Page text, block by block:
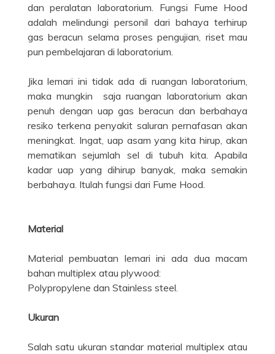
dan peralatan laboratorium. Fungsi Fume Hood
adalah melindungi personil dari bahaya terhirup
gas beracun selama proses pengujian, riset mau
pun pembelajaran di laboratorium.
Jika lemari ini tidak ada di ruangan laboratorium,
maka mungkin saja ruangan laboratorium akan
penuh dengan uap gas beracun dan berbahaya
resiko terkena penyakit saluran pernafasan akan
meningkat. Ingat, uap asam yang kita hirup, akan
mematikan sejumlah sel di tubuh kita. Apabila
kadar uap yang dihirup banyak, maka semakin
berbahaya. Itulah fungsi dari Fume Hood.
Material
Material pembuatan lemari ini ada dua macam
bahan multiplex atau plywood:
Polypropylene dan Stainless steel.
Ukuran
Salah satu ukuran standar material multiplex atau